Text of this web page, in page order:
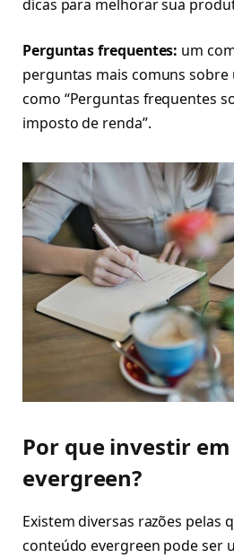
dicas para melhorar sua
Perguntas frequentes: um
perguntas mais comuns sobre
como “Perguntas frequentes
imposto de renda”.
Por que investir
evergreen?
Existem diversas razões pelas
conteúdo evergreen pode ser